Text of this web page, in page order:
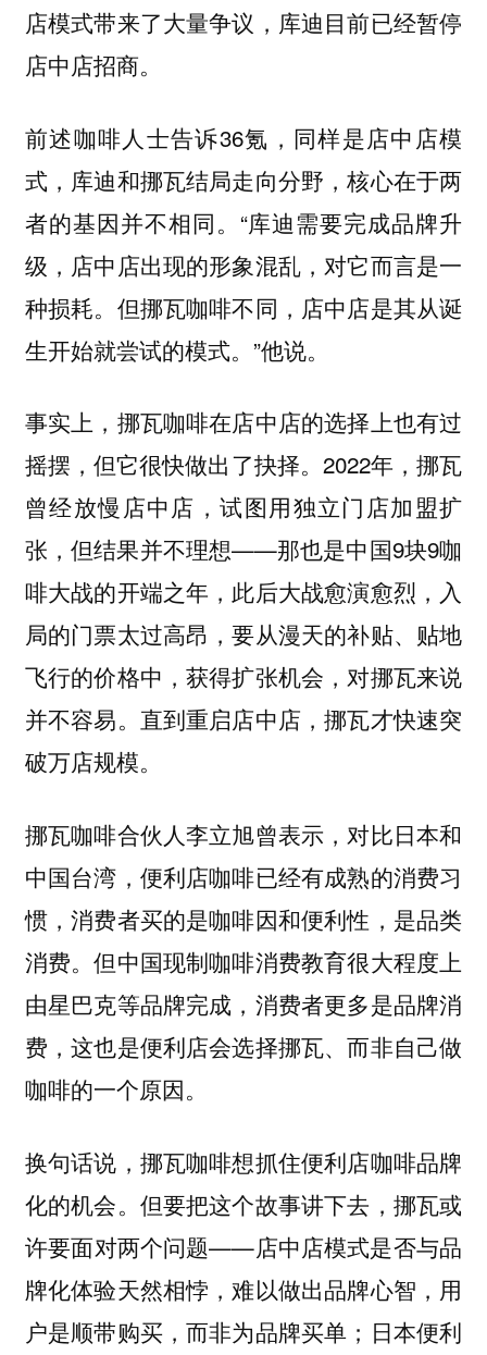
店模式带来了大量争议，库迪目前已经暂停
店中店招商。
前述咖啡人士告诉36氪，同样是店中店模
式，库迪和挪瓦结局走向分野，核心在于两
者的基因并不相同。“库迪需要完成品牌升
级，店中店出现的形象混乱，对它而言是一
种损耗。但挪瓦咖啡不同，店中店是其从诞
生开始就尝试的模式。”他说。
事实上，挪瓦咖啡在店中店的选择上也有过
摇摆，但它很快做出了抉择。2022年，挪瓦
曾经放慢店中店，试图用独立门店加盟扩
张，但结果并不理想——那也是中国9块9咖
啡大战的开端之年，此后大战愈演愈烈，入
局的门票太过高昂，要从漫天的补贴、贴地
飞行的价格中，获得扩张机会，对挪瓦来说
并不容易。直到重启店中店，挪瓦才快速突
破万店规模。
挪瓦咖啡合伙人李立旭曾表示，对比日本和
中国台湾，便利店咖啡已经有成熟的消费习
惯，消费者买的是咖啡因和便利性，是品类
消费。但中国现制咖啡消费教育很大程度上
由星巴克等品牌完成，消费者更多是品牌消
费，这也是便利店会选择挪瓦、而非自己做
咖啡的一个原因。
换句话说，挪瓦咖啡想抓住便利店咖啡品牌
化的机会。但要把这个故事讲下去，挪瓦或
许要面对两个问题——店中店模式是否与品
牌化体验天然相悖，难以做出品牌心智，用
户是顺带购买，而非为品牌买单；日本便利